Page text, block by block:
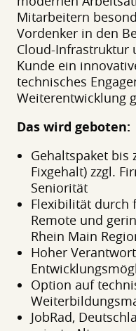
Mitarbeitern
Vordenker in den
Cloud-Infrastruktur
Kunde ein
technisches
Weiterentwicklung
Das wird geboten:
Gehaltspaket bis
Fixgehalt) zzgl.
Seniorität
Flexibilität durch
Remote und
Rhein Main
Hoher
Option auf
JobRad,